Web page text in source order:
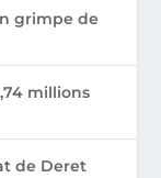
grimpe de
millions
de Deret